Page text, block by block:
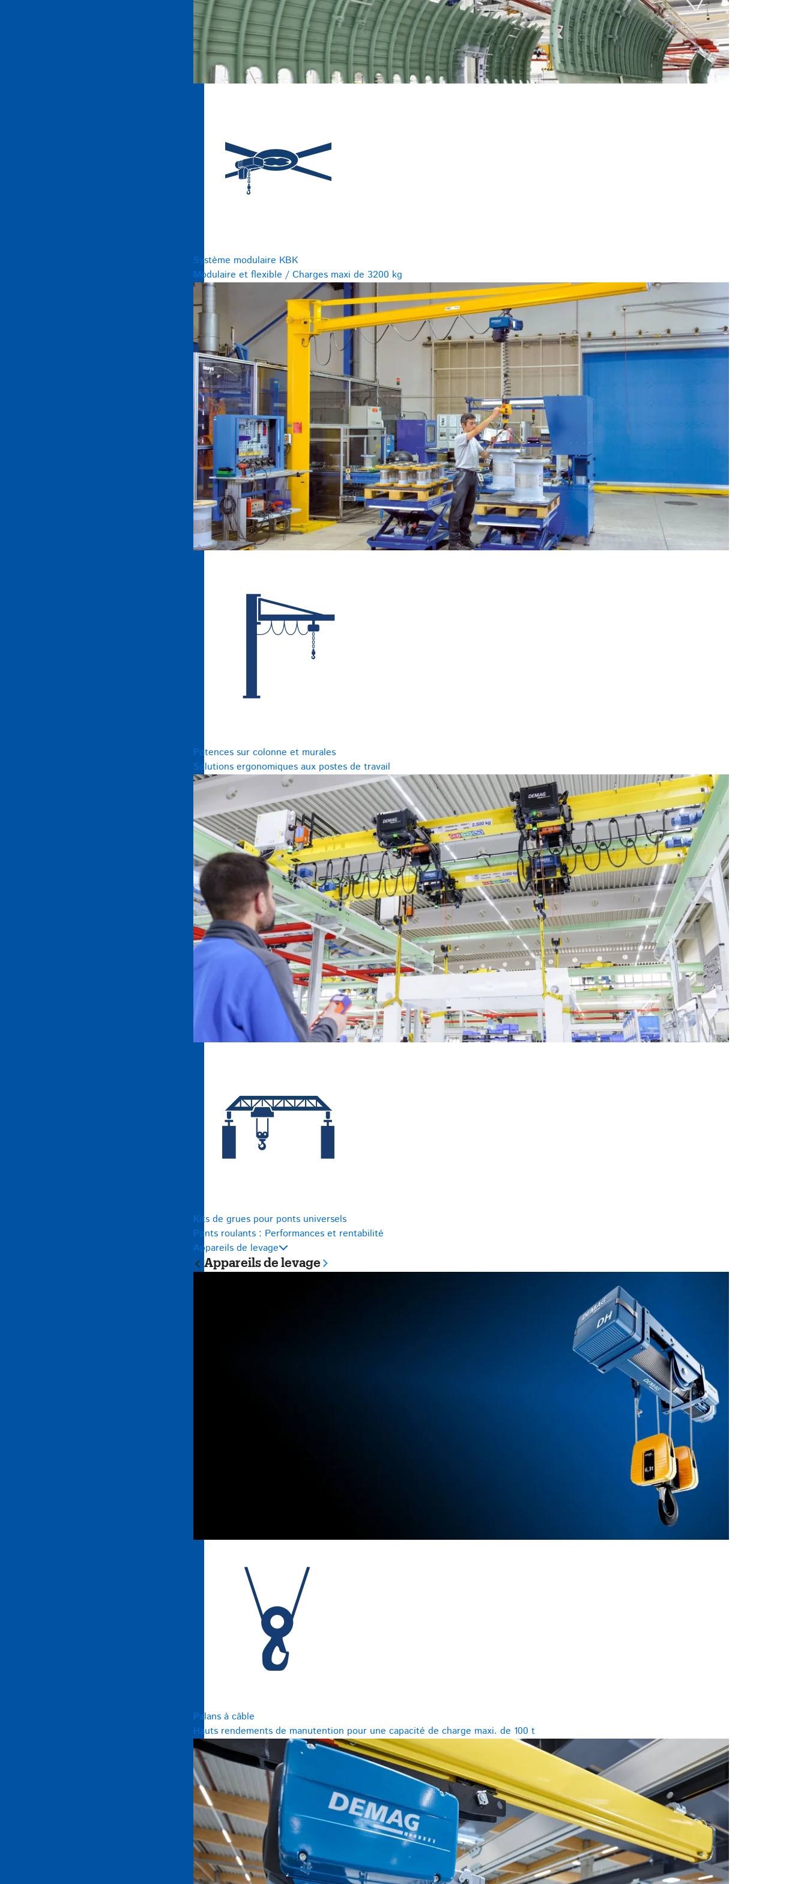
Système modulaire KBK
Modulaire et flexible / Charges maxi de 3200 kg
Potences sur colonne et murales
Solutions ergonomiques aux postes de travail
Kits de grues pour ponts universels
Ponts roulants : Performances et rentabilité
Appareils de levage
Appareils de levage
Palans à câble
Hauts rendements de manutention pour une capacité de charge maxi. de 100 t